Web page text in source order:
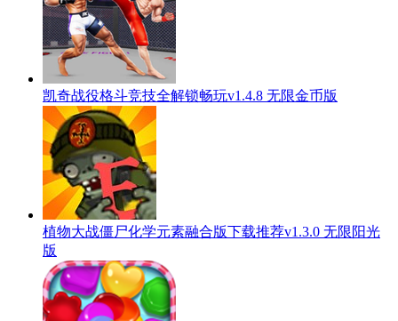
凯奇战役格斗竞技全解锁畅玩v1.4.8 无限金币版
植物大战僵尸化学元素融合版下载推荐v1.3.0 无限阳光
版